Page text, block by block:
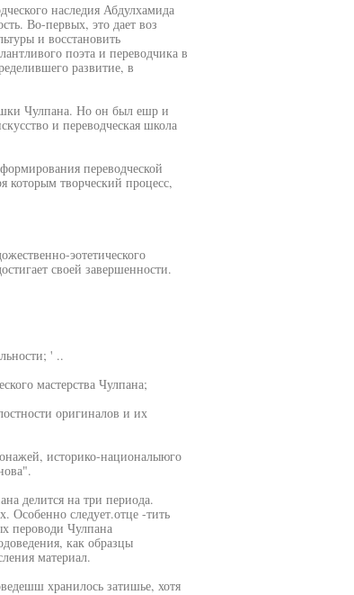
наследия Абдулхамида
Во-первых, это дает воз
и восстановить
поэта и переводчика в
развитие, в
Чулпана. Но он был ешр и
и переводческая школа
переводческой
которым творческий процесс,
эотетического
своей завершенности.
' ..
мастерства Чулпана;
оригиналов и их
историко-националыюго
делится на три периода.
Особенно следует.отце -тить
пероводи Чулпана
как образцы
материал.
хранилось затишье, хотя